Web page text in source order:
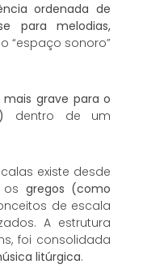
ordenada de
para melodias,
“espaço sonoro”
mais grave para o
dentro de um
existe desde
gregos (como
de escala
A estrutura
foi consolidada
litúrgica.